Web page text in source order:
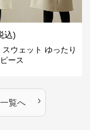
込)
ウェット ゆったり
ース
一覧へ ›